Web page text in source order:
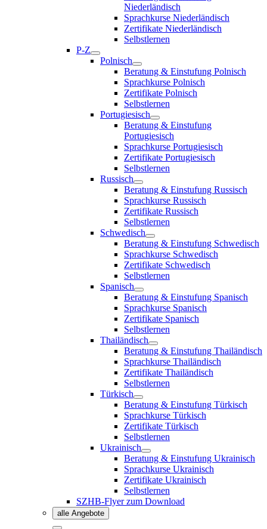
Niederländisch
Sprachkurse Niederländisch
Zertifikate Niederländisch
Selbstlernen
P-Z
Polnisch
Beratung & Einstufung Polnisch
Sprachkurse Polnisch
Zertifikate Polnisch
Selbstlernen
Portugiesisch
Beratung & Einstufung
Portugiesisch
Sprachkurse Portugiesisch
Zertifikate Portugiesisch
Selbstlernen
Russisch
Beratung & Einstufung Russisch
Sprachkurse Russisch
Zertifikate Russisch
Selbstlernen
Schwedisch
Beratung & Einstufung Schwedisch
Sprachkurse Schwedisch
Zertifikate Schwedisch
Selbstlernen
Spanisch
Beratung & Einstufung Spanisch
Sprachkurse Spanisch
Zertifikate Spanisch
Selbstlernen
Thailändisch
Beratung & Einstufung Thailändisch
Sprachkurse Thailändisch
Zertifikate Thailändisch
Selbstlernen
Türkisch
Beratung & Einstufung Türkisch
Sprachkurse Türkisch
Zertifikate Türkisch
Selbstlernen
Ukrainisch
Beratung & Einstufung Ukrainisch
Sprachkurse Ukrainisch
Zertifikate Ukrainisch
Selbstlernen
SZHB-Flyer zum Download
alle Angebote